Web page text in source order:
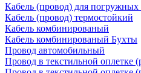
Кабель (провод) для погружных
Кабель (провод) термостойкий
Кабель комбинированый
Кабель комбинированый Бухты
Провод автомобильный
Провод в текстильной оплетке